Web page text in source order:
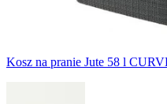
Kosz na pranie Jute 58 l